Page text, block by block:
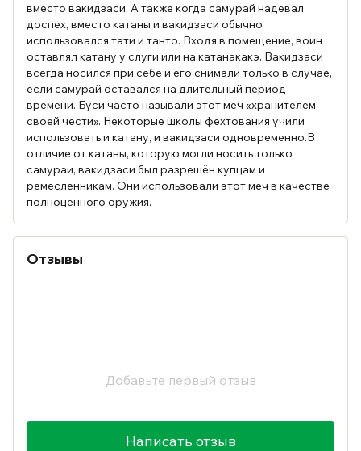
вместо вакидзаси. А также когда самурай надевал
доспех, вместо катаны и вакидзаси обычно
использовался тати и танто. Входя в помещение, воин
оставлял катану у слуги или на катанакакэ. Вакидзаси
всегда носился при себе и его снимали только в случае,
если самурай оставался на длительный период
времени. Буси часто называли этот меч «хранителем
своей чести». Некоторые школы фехтования учили
использовать и катану, и вакидзаси одновременно.В
отличие от катаны, которую могли носить только
самураи, вакидзаси был разрешён купцам и
ремесленникам. Они использовали этот меч в качестве
полноценного оружия.
Отзывы
Добавьте первый отзыв
Написать отзыв